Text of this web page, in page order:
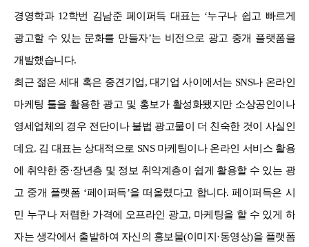
경영학과 12학번 김남준 페이퍼득 대표는 ‘누구나 쉽고 빠르게
광고할 수 있는 문화를 만들자’는 비전으로 광고 중개 플랫폼을
개발했습니다.
최근 젊은 세대 혹은 중견기업, 대기업 사이에서는 SNS나 온라인
마케팅 툴을 활용한 광고 및 홍보가 활성화됐지만 소상공인이나
영세업체의 경우 전단이나 불법 광고물이 더 친숙한 것이 사실인
데요. 김 대표는 상대적으로 SNS 마케팅이나 온라인 서비스 활용
에 취약한 중·장년층 및 정보 취약계층이 쉽게 활용할 수 있는 광
고 중개 플랫폼 ‘페이퍼득’을 떠올렸다고 합니다. 페이퍼득은 시
민 누구나 저렴한 가격에 오프라인 광고, 마케팅을 할 수 있게 하
자는 생각에서 출발하여 자신의 홍보물(이미지·동영상)을 플랫폼